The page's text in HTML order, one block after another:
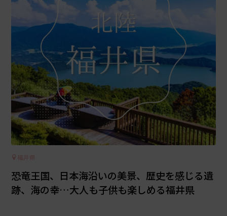
福井県
恐竜王国、日本海沿いの美景、歴史を感じる遺
跡、海の幸…大人も子供も楽しめる福井県